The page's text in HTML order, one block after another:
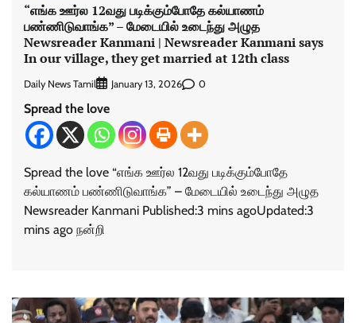
“எங்க ஊர்ல 12வது படிக்கும்போதே கல்யாணம்
பண்ணிடுவாங்க” – மேடையில் உடைந்து அழுத
Newsreader Kanmani | Newsreader Kanmani says
In our village, they get married at 12th class
Daily News Tamil January 13, 2026 0
Spread the love
Spread the love “எங்க ஊர்ல 12வது படிக்கும்போதே
கல்யாணம் பண்ணிடுவாங்க” – மேடையில் உடைந்து அழுத
Newsreader Kanmani Published:3 mins agoUpdated:3
mins ago நன்றி